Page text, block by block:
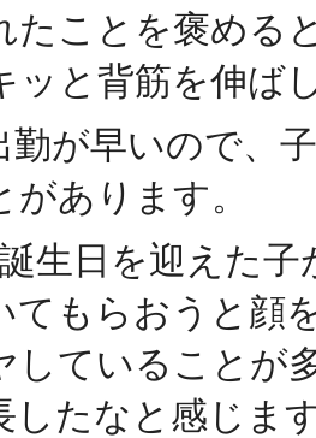
たことを褒める
ッと背筋を伸ば
勤が早いので、
あります。
生日を迎えた
てもらおうと顔
していることが
したなと感じま